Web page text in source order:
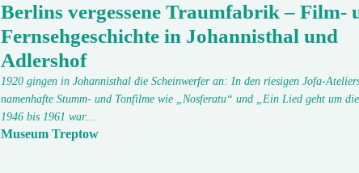
Berlins vergessene Traumfabrik – Film-
Fernsehgeschichte in Johannisthal und
Adlershof
1920 gingen in Johannisthal die Scheinwerfer an: In den riesigen Jofa-
namenhafte Stumm- und Tonfilme wie „Nosferatu“ und „Ein Lied geht um
1946 bis 1961 war…
Museum Treptow